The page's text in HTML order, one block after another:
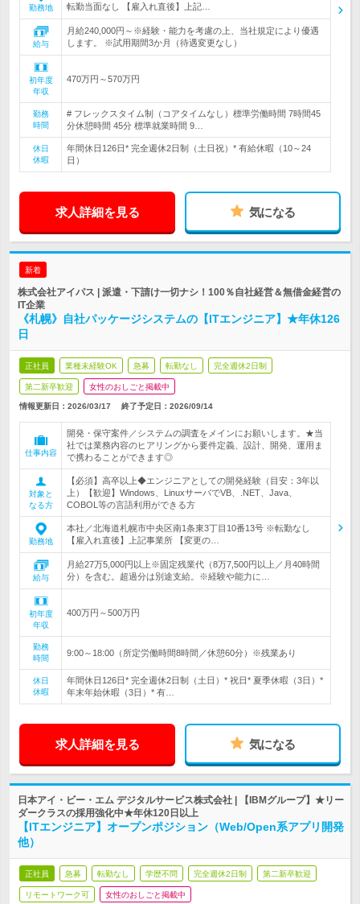
勤務地
転勤当面なし 【雇入れ直後】上記…
給与
月給240,000円～※経験・能力を考慮の上、当社規定により優遇
します。 ※試用期間3か月（待遇変更なし）
初年度
年収
470万円～570万円
勤務
時間
# フレックスタイム制（コアタイムなし）標準労働時間 7時間45
分休憩時間 45分 標準就業時間 9…
休日
休暇
年間休日126日* 完全週休2日制（土日祝）* 有給休暇（10～24
日）
求人詳細を見る 気になる
新着
株式会社アイパス | 派遣・下請け一切ナシ！100％自社経営＆無借金経営の
IT企業
《札幌》自社パッケージシステムの【ITエンジニア】★年休126
日
正社員 業種未経験OK 急募 転勤なし 完全週休2日制
第二新卒歓迎 女性のおしごと掲載中
情報更新日：2026/03/17 終了予定日： 2026/09/14
仕事内容
開発・保守案件／システムの調査をメインにお願いします。★当
社では業務内容のヒアリングから要件定義、設計、開発、運用ま
で携わることができます◎
対象と
なる方
【必須】高卒以上◆エンジニアとしての開発経験（目安：3年以
上）【歓迎】Windows、LinuxサーバでVB、.NET、Java、
COBOL等の言語利用ができる方
勤務地
本社／北海道札幌市中央区南1条東3丁目10番13号 ※転勤なし
【雇入れ直後】上記事業所 【変更の…
給与
月給27万5,000円以上※固定残業代（8万7,500円以上／月40時間
分）を含む。超過分は別途支給。※経験や能力に…
初年度
年収
400万円～500万円
勤務
時間
9:00～18:00（所定労働時間8時間／休憩60分）※残業あり
休日
休暇
年間休日126日* 完全週休2日制（土日）* 祝日* 夏季休暇（3日）*
年末年始休暇（3日）* 有…
求人詳細を見る 気になる
日本アイ・ビー・エム デジタルサービス株式会社 | 【IBMグループ】★リー
ダークラスの採用強化中★年休120日以上
【ITエンジニア】オープンポジション（Web/Open系アプリ開発
他）
正社員 急募 転勤なし 学歴不問 完全週休2日制 第二新卒歓迎
リモートワーク可 女性のおしごと掲載中